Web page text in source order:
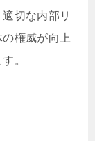
切な内部リ
権威が向上
。